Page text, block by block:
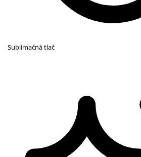
Sublimačná tlač